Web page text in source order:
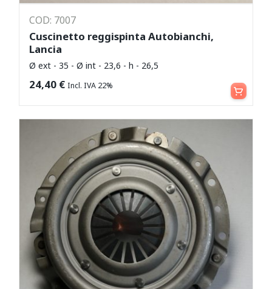
COD: 7007
Cuscinetto reggispinta Autobianchi,
Lancia
Ø ext - 35 - Ø int - 23,6 - h - 26,5
24,40 € Incl. IVA 22% Aggiungi al carrello